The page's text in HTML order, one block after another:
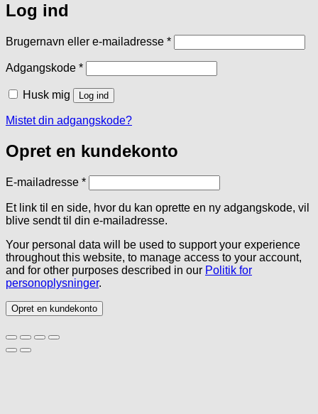
Log ind
Brugernavn eller e-mailadresse *Påkrævet
Adgangskode *Påkrævet
Husk mig Log ind
Mistet din adgangskode?
Opret en kundekonto
E-mailadresse *Påkrævet
Et link til en side, hvor du kan oprette en ny adgangskode, vil
blive sendt til din e-mailadresse.
Your personal data will be used to support your experience
throughout this website, to manage access to your account,
and for other purposes described in our Politik for
personoplysninger.
Opret en kundekonto